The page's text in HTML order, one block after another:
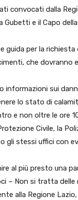
convocati dalla
Gubetti e il Capo
guida per la
che dovranno
informazioni sui
lo stato di
e non oltre le ore
Civile, la
gli stessi uffici con
al più presto una
– Non si tratta
alla Regione